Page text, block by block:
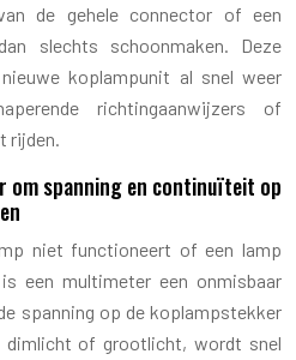
de gehele connector of een
slechts schoonmaken. Deze
koplampunit al snel weer
richtingaanwijzers of
rijden.
om spanning en continuïteit op
niet functioneert of een lamp
een multimeter een onmisbaar
spanning op de koplampstekker
dimlicht of grootlicht, wordt snel